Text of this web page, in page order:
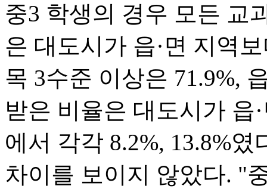
중3 학생의 경우 모든 교
은 대도시가 읍·면 지역
목 3수준 이상은 71.9%,
받은 비율은 대도시가 읍
에서 각각 8.2%, 13.8%
차이를 보이지 않았다. "